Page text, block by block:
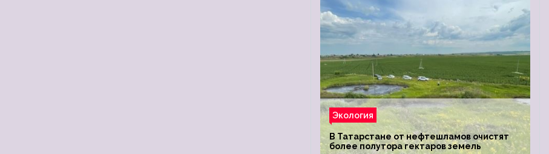
Экология
В Татарстане от нефтешламов очистят
более полутора гектаров земель